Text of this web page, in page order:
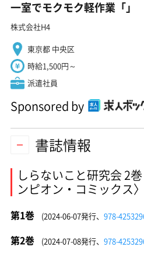
一室でモクモク軽作業「」
株式会社H4
東京都 中央区
時給1,500円～
派遣社員
Sponsored by
書誌情報
しらないこと研究会 2
ンピオン・コミックス〉
第1巻 (2024-06-07発行、 978-
第2巻 (2024-07-08発行、 978-